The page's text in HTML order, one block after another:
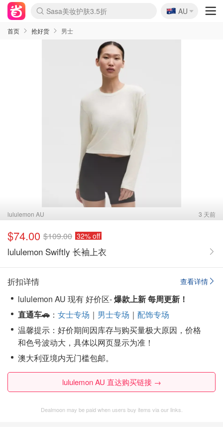
lululemon折扣上新
Sasa美妆护肤3.5折
SSENSE年中2.5折
FreshBeauty好价汇总
Cettire降价+叠9折
WWS Coles超市实拍
viagogo二手票捡漏
Myer超级周末
The Outnet奢牌1折起
David Jones 3折起
Flannels大牌1折
Perfumes Club护肤1折
AMIRO面罩$251
Amazon折扣汇总
eToro入金$200送$50
Amazon数码好物
ICONIC本周7.5折
ThedoubleF高奢地板价
Moose Knuckles 6折
丝芙兰5折起
EUFY摄像头$98
Selenichast首饰2折
Trip机票酒店促销
YSL送5件彩妆礼
Amazon家居好物
Amazon美妆护肤
雅漾大喷$8
过敏原检测盒$33
伊索独家赠50ml沐浴露
科颜氏高保湿面霜$29
SEALIFE海洋馆门票6折
丝塔芙大白罐$16
订阅Newsletter送香薰
Cult Beauty 6.8折
Harrods圣诞日历$525
LN-CC奢牌私促3折
d'Alba空姐喷雾$16
EVE LOM套装£56
Bernardelli独家4折
Adore Beauty 6折起
CT圣诞日历
Mytheresa奢品2.7折
Luxury Escapes 9折
Currentbody美容仪$881
MOON Garden Live
Roborock扫地机$649
Tingo Life水杯$24
Valentino官网5折
CR洗护套装$23
修丽可4件套$159
Myer彩妆2件7折
GANNI官网4.5折
Stylevana韩妆4折
Tessabit高奢8.5折
OGX洗发水$11
Amazon阿德莱德次日达
卡诗8.5折+赠礼
Philips Hue灯具8折
🇦🇺
AU
首页 抢好货 男士
lululemon AU 3 天前
$74.00 $109.00 32% off
lululemon Swiftly 长袖上衣
查看详情
折扣详情
lululemon AU 现有 好价区-爆款上新 每周更新！
直通车🚗 ： 女士专场 ｜ 男士专场 ｜ 配饰专场
温馨提示：好价期间因库存与购买量极大原因，价格
和色号波动大，具体以网页显示为准！
澳大利亚境内无门槛包邮。
lululemon AU 直达购买链接 →
Dealmoon may be paid when users buy items via our links.